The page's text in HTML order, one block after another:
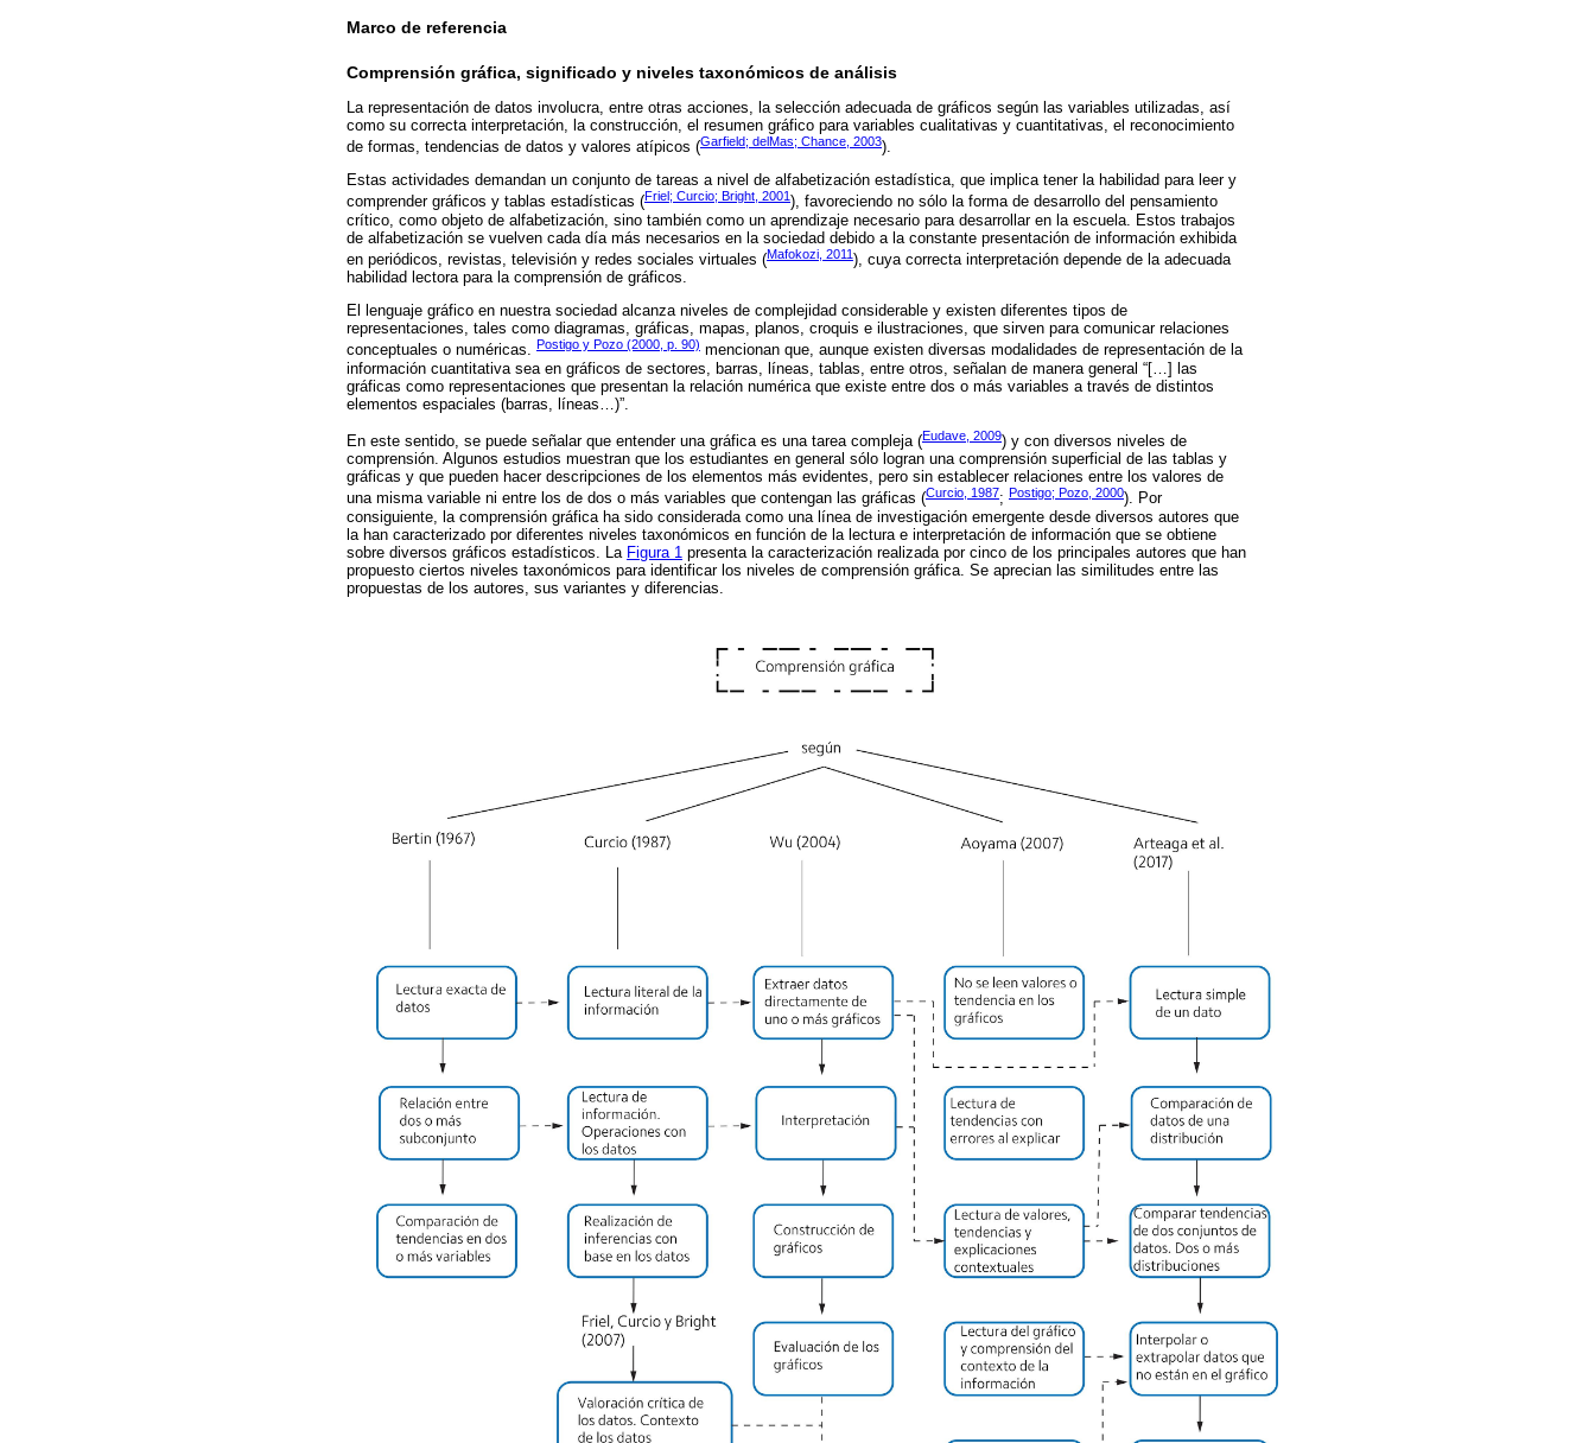
Marco de referencia
Comprensión gráfica, significado y niveles taxonómicos de análisis
La representación de datos involucra, entre otras acciones, la selección adecuada de gráficos según las variables utilizadas, así
como su correcta interpretación, la construcción, el resumen gráfico para variables cualitativas y cuantitativas, el reconocimiento
de formas, tendencias de datos y valores atípicos (Garfield; delMas; Chance, 2003).
Estas actividades demandan un conjunto de tareas a nivel de alfabetización estadística, que implica tener la habilidad para leer y
comprender gráficos y tablas estadísticas (Friel; Curcio; Bright, 2001), favoreciendo no sólo la forma de desarrollo del pensamiento
crítico, como objeto de alfabetización, sino también como un aprendizaje necesario para desarrollar en la escuela. Estos trabajos
de alfabetización se vuelven cada día más necesarios en la sociedad debido a la constante presentación de información exhibida
en periódicos, revistas, televisión y redes sociales virtuales (Mafokozi, 2011), cuya correcta interpretación depende de la adecuada
habilidad lectora para la comprensión de gráficos.
El lenguaje gráfico en nuestra sociedad alcanza niveles de complejidad considerable y existen diferentes tipos de
representaciones, tales como diagramas, gráficas, mapas, planos, croquis e ilustraciones, que sirven para comunicar relaciones
conceptuales o numéricas. Postigo y Pozo (2000, p. 90) mencionan que, aunque existen diversas modalidades de representación de la
información cuantitativa sea en gráficos de sectores, barras, líneas, tablas, entre otros, señalan de manera general “[…] las
gráficas como representaciones que presentan la relación numérica que existe entre dos o más variables a través de distintos
elementos espaciales (barras, líneas…)”.
En este sentido, se puede señalar que entender una gráfica es una tarea compleja (Eudave, 2009) y con diversos niveles de
comprensión. Algunos estudios muestran que los estudiantes en general sólo logran una comprensión superficial de las tablas y
gráficas y que pueden hacer descripciones de los elementos más evidentes, pero sin establecer relaciones entre los valores de
una misma variable ni entre los de dos o más variables que contengan las gráficas (Curcio, 1987; Postigo; Pozo, 2000). Por
consiguiente, la comprensión gráfica ha sido considerada como una línea de investigación emergente desde diversos autores que
la han caracterizado por diferentes niveles taxonómicos en función de la lectura e interpretación de información que se obtiene
sobre diversos gráficos estadísticos. La Figura 1 presenta la caracterización realizada por cinco de los principales autores que han
propuesto ciertos niveles taxonómicos para identificar los niveles de comprensión gráfica. Se aprecian las similitudes entre las
propuestas de los autores, sus variantes y diferencias.